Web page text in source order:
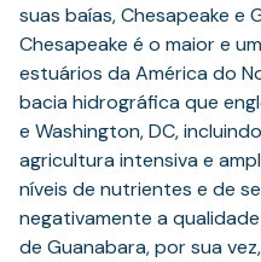
suas baías, Chesapeake e
Chesapeake é o maior e
estuários da América do
bacia hidrográfica que
e Washington, DC,
agricultura intensiva e
níveis de nutrientes e de
negativamente a
de Guanabara, por sua